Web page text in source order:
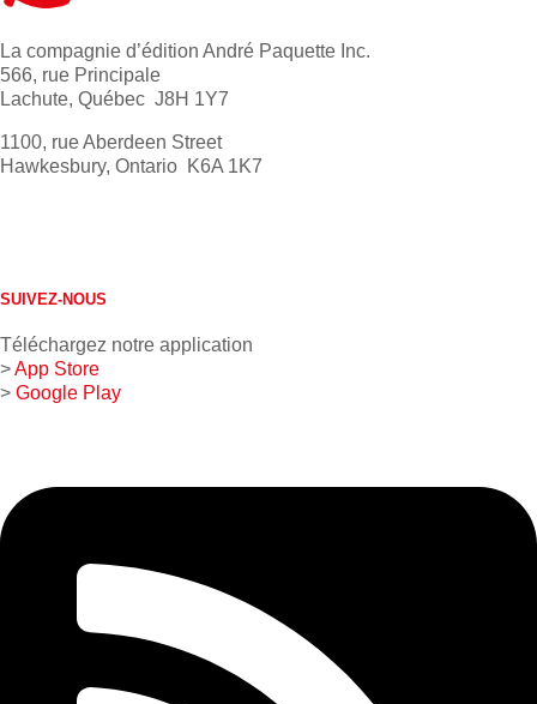
La compagnie d’édition André Paquette Inc.
566, rue Principale
Lachute, Québec J8H 1Y7
1100, rue Aberdeen Street
Hawkesbury, Ontario K6A 1K7
SUIVEZ-NOUS
Téléchargez notre application
>App Store
> Google Play